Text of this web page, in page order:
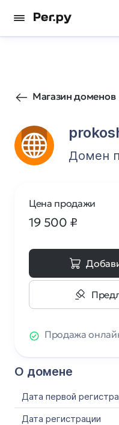
Магазин доменов
Домен
О домене
Дата первой
Дата регистрации
Цена продажи
19 500 ₽
Продажа